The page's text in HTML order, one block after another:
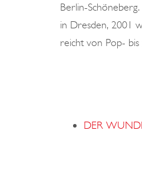
Berlin-
in Dresden, 2001
reicht von Pop- bis
DER